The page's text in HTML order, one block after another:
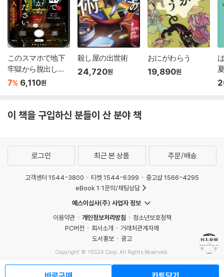
このスマホで地下
牢獄から脫出して
ください
7% 6,110원
殺し屋の出世術
24,720원
おにがわらう
19,890원
이 책을 구입하신 분들이 산 분야 책
로그인 최근 본 상품 주문/배송
고객센터 1544-3800 티켓 1544-6399
중고샵 1566-4295
eBook 1:1문의/채팅상담
예스이십사(주) 사업자 정보
이용약관
개인정보처리방침
청소년보호정책
PC버전
회사소개
거래처관계자께
도서홍보
광고
Copyright © YES24 Corp. All Rights Reserved.